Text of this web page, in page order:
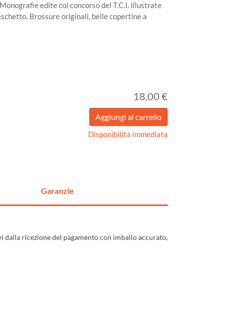
edite col concorso del T.C.I. illustrate
Brossure originali, belle copertine a
18,00 €
Disponibilità immediata
Garanzie
ricezione del pagamento con imballo accurato,